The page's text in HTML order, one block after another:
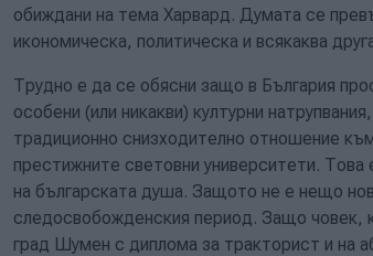
обиждани на тема Харвард. Думата се
икономическа, политическа и всякаква
Трудно е да се обясни защо в България
особени (или никакви) културни
традиционно снизходително отношение
престижните световни университети. Това
на българската душа. Защото не е нещо
следосвобожденския период. Защо човек,
град Шумен с диплома за тракторист и на